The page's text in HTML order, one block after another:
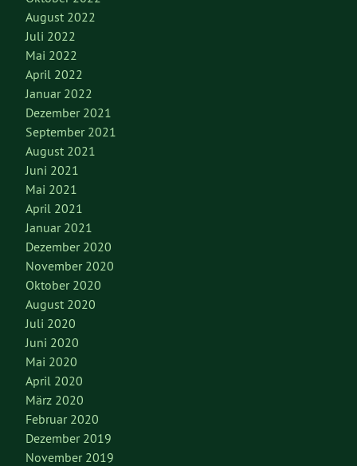
August 2022
Juli 2022
Mai 2022
April 2022
Januar 2022
Dezember 2021
September 2021
August 2021
Juni 2021
Mai 2021
April 2021
Januar 2021
Dezember 2020
November 2020
Oktober 2020
August 2020
Juli 2020
Juni 2020
Mai 2020
April 2020
März 2020
Februar 2020
Dezember 2019
November 2019